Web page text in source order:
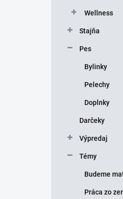
Wellness
Stajňa
Pes
Bylinky
Pelechy
Doplnky
Darčeky
Výpredaj
Témy
Budeme
Práca zo